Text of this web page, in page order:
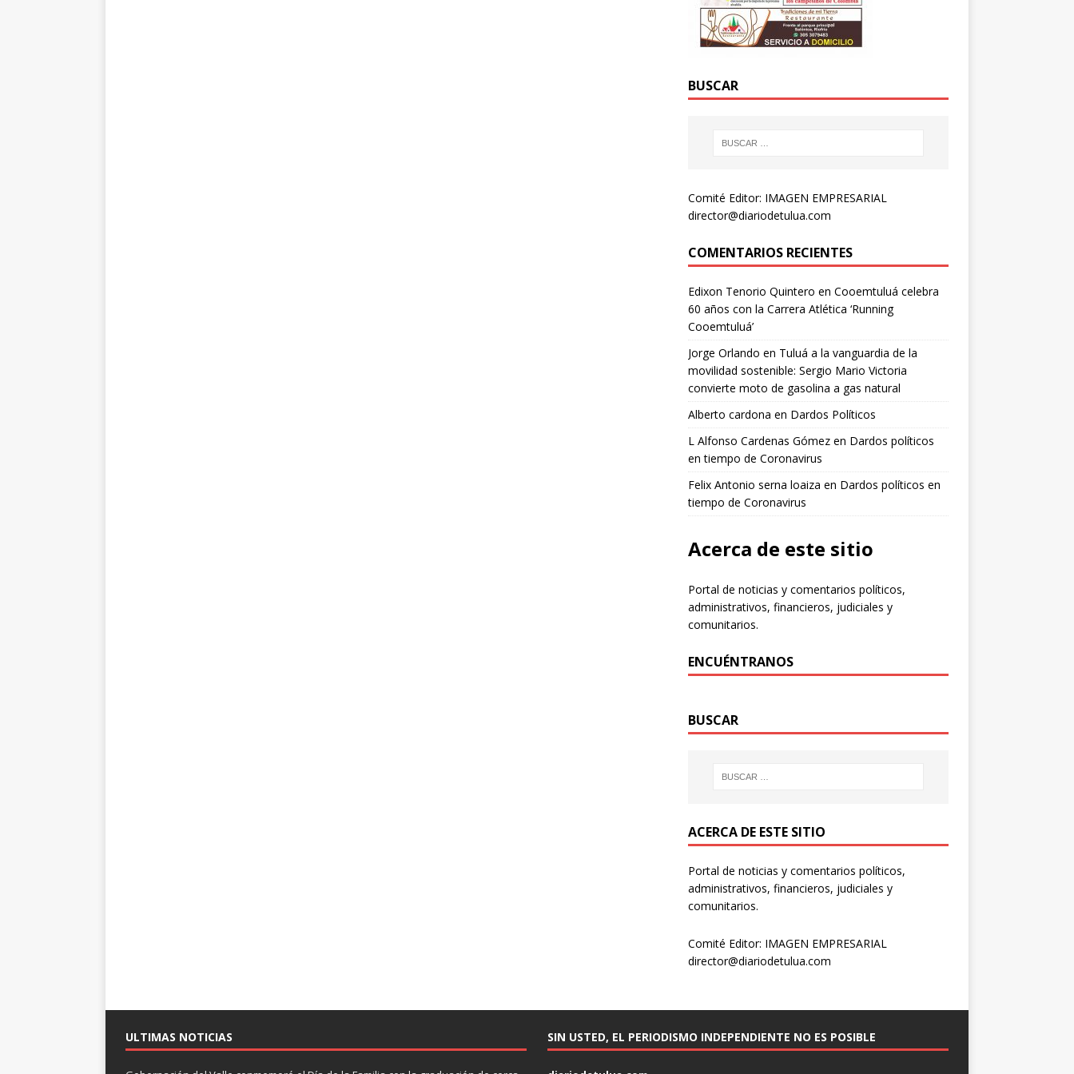
BUSCAR
Comité Editor: IMAGEN EMPRESARIAL
director@diariodetulua.com
COMENTARIOS RECIENTES
Edixon Tenorio Quintero en Cooemtuluá celebra
60 años con la Carrera Atlética ‘Running
Cooemtuluá’
Jorge Orlando en Tuluá a la vanguardia de la
movilidad sostenible: Sergio Mario Victoria
convierte moto de gasolina a gas natural
Alberto cardona en Dardos Políticos
L Alfonso Cardenas Gómezen Dardos políticos
en tiempo de Coronavirus
Felix Antonio serna loaiza en Dardos políticos en
tiempo de Coronavirus
Acerca de este sitio
Portal de noticias y comentarios políticos,
administrativos, financieros, judiciales y
comunitarios.
ENCUÉNTRANOS
BUSCAR
ACERCA DE ESTE SITIO
Portal de noticias y comentarios políticos,
administrativos, financieros, judiciales y
comunitarios.
Comité Editor: IMAGEN EMPRESARIAL
director@diariodetulua.com
ULTIMAS NOTICIAS SIN USTED, EL PERIODISMO INDEPENDIENTE NO ES POSIBLE